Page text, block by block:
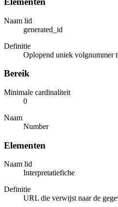
Naam lid
generated_id
Definitie
Oplopend uniek volgnummer
Bereik
Minimale cardinaliteit
0
Naam
Number
Elementen
Naam lid
Interpretatiefiche
Definitie
URL die verwijst naar de